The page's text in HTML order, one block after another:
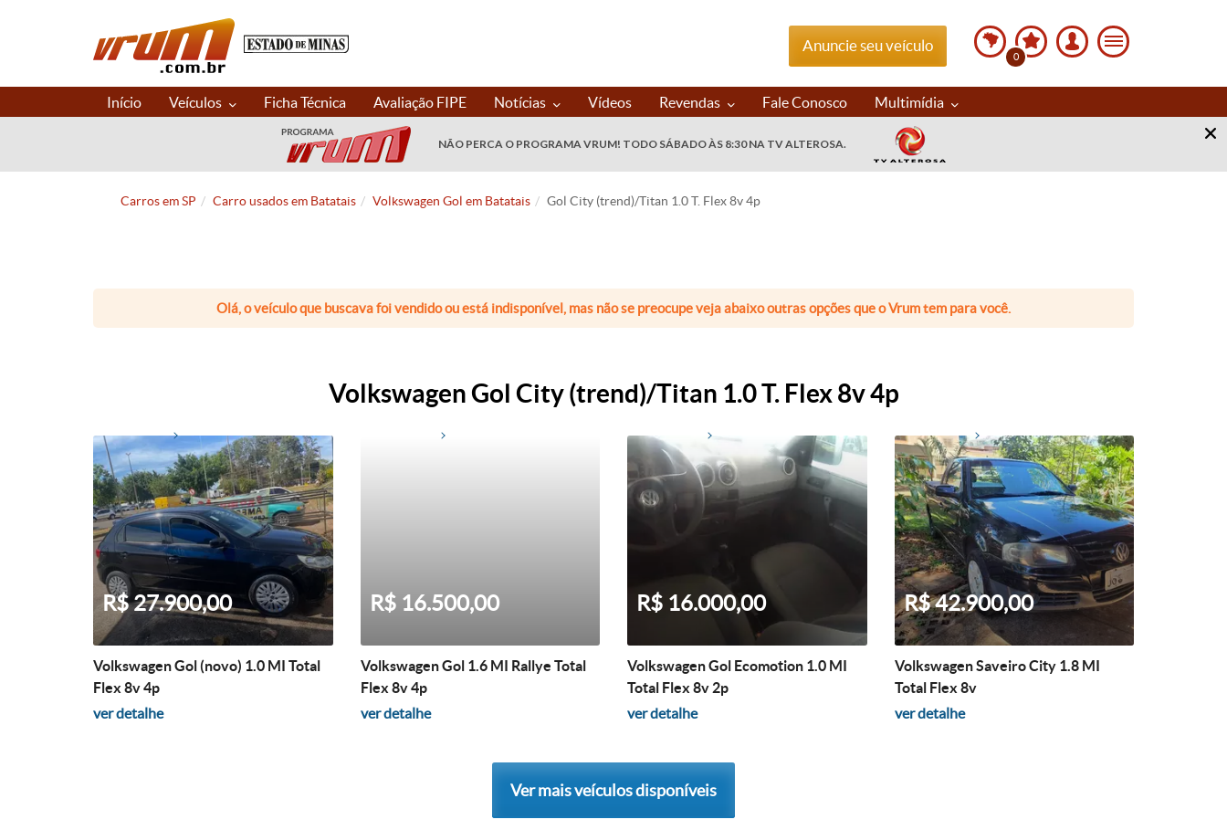
Anuncie seu veículo
0
Início Veículos Ficha Técnica Avaliação FIPE Notícias Vídeos Revendas Fale Conosco Multimídia
NÃO PERCA O PROGRAMA VRUM! TODO SÁBADO ÀS 8:30 NA TV ALTEROSA.
Carros em SP Carro usados em Batatais Volkswagen Gol em Batatais Gol City (trend)/Titan 1.0 T. Flex 8v 4p
Olá, o veículo que buscava foi vendido ou está indisponível, mas não se preocupe veja abaixo outras opções que o Vrum tem para você.
Volkswagen Gol City (trend)/Titan 1.0 T. Flex 8v 4p
R$ 27.900,00
Volkswagen Gol (novo) 1.0 MI Total
Flex 8v 4p
ver detalhe
R$ 16.500,00
Volkswagen Gol 1.6 MI Rallye Total
Flex 8v 4p
ver detalhe
R$ 16.000,00
Volkswagen Gol Ecomotion 1.0 MI
Total Flex 8v 2p
ver detalhe
R$ 42.900,00
Volkswagen Saveiro City 1.8 MI
Total Flex 8v
ver detalhe
Ver mais veículos disponíveis